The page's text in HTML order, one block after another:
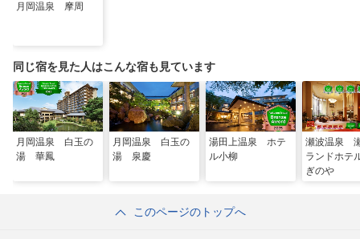
月岡温泉 摩周
同じ宿を見た人はこんな宿も見ています
月岡温泉 白玉の
湯 華鳳
月岡温泉 白玉の
湯 泉慶
湯田上温泉 ホテ
ル小柳
瀬波温泉
ランドホ
ぎのや
このページのトップへ